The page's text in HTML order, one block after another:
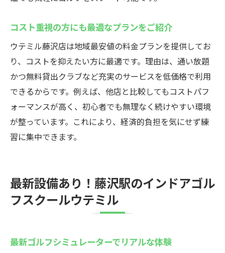
コスト重視の方にも最適なプランをご紹介
ウテミル藤沢店は地域最安値の料金プランを提供してお
り、コストを抑えたい方に最適です。理由は、通い放題
かつ無料貸出クラブなど充実のサービスを低価格で利用
できるからです。例えば、他店と比較してもコストパフ
ォーマンスが高く、初心者でも無理なく続けやすい環境
が整っています。これにより、経済的負担を気にせず練
習に集中できます。
最新設備あり！藤沢駅のインドアゴル
フスクールウテミル
最新ゴルフシミュレーターでリアルな体験